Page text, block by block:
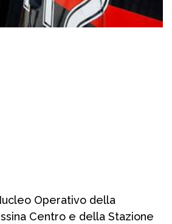
Operativo della
Centro e della Stazione